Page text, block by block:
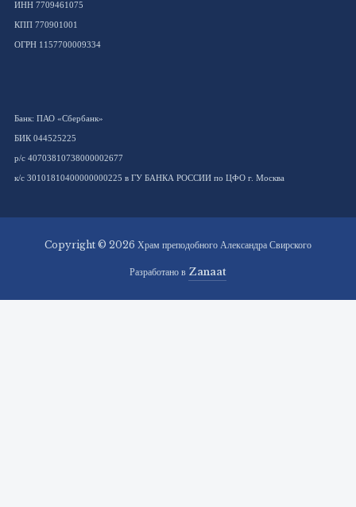
ИНН 7709461075
КПП 770901001
ОГРН 1157700009334
Банк: ПАО «Сбербанк»
БИК 044525225
р/с 40703810738000002677
к/с 30101810400000000225 в ГУ БАНКА РОССИИ по ЦФО г. Москва
Copyright © 2026 Храм преподобного Александра Свирского
Разработано в Zanaat